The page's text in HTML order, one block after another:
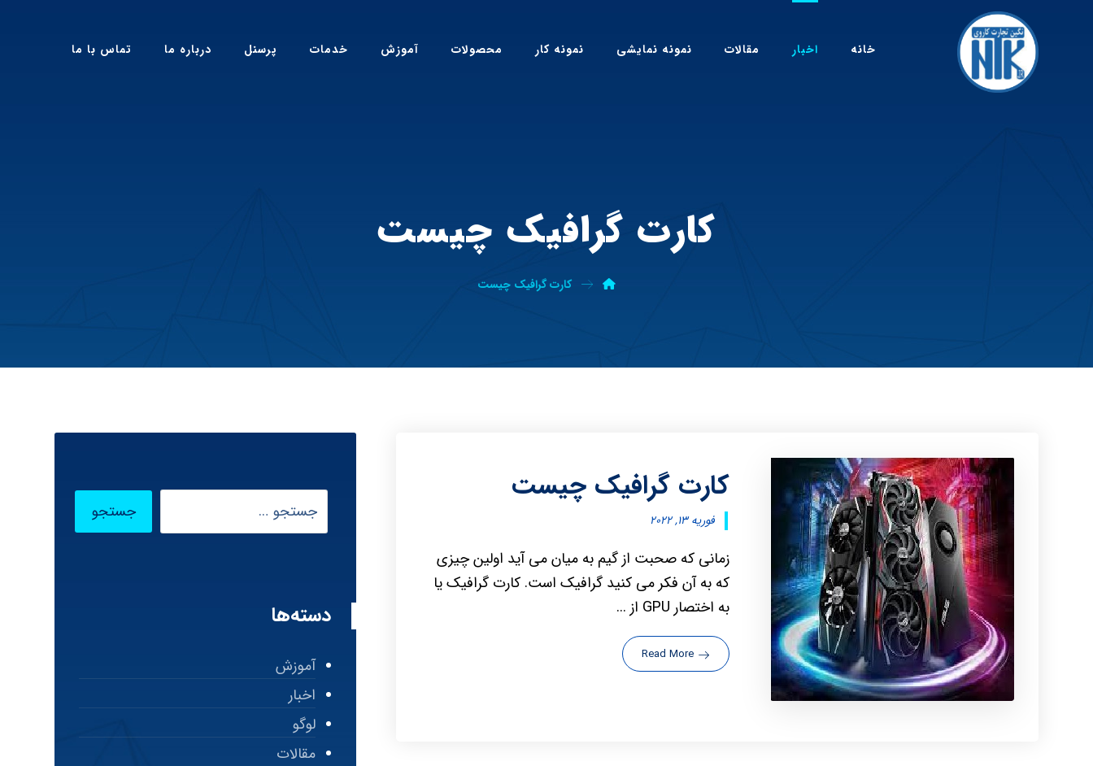
خانه اخبار مقالات نمونه نمایشی نمونه کار محصولات آموزش خدمات پرسنل درباره ما تماس با ما
کارت گرافیک چیست
کارت گرافیک چیست
کارت گرافیک چیست
فوریه ۱۳, ۲۰۲۲
زمانی که صحبت از گیم به میان می آید اولین چیزی
که به آن فکر می کنید گرافیک است. کارت گرافیک یا
به اختصار GPU از ...
Read More
دسته‌ها
آموزش
اخبار
لوگو
مقالات